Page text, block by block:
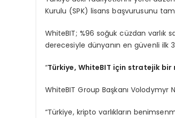
Kurulu (SPK) lisans başvurusunu
WhiteBIT; %96 soğuk cüzdan varlık
derecesiyle dünyanın en güvenli ilk
“Türkiye, WhiteBIT için stratejik bir
WhiteBIT Group Başkanı Volodymyr
“Türkiye, kripto varlıkların